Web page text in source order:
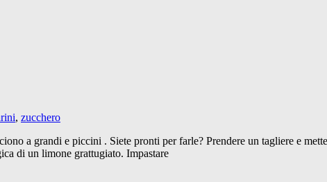
, zucchero
a grandi e piccini . Siete pronti per farle? Prendere un tagliere e
di un limone grattugiato. Impastare